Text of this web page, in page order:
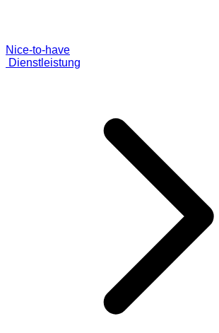
Nice-to-have
Dienstleistung